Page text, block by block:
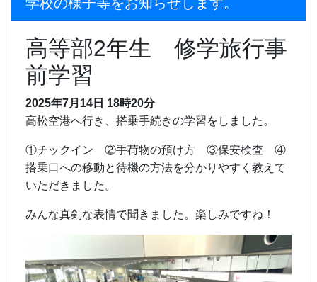
高等部2年生 修学旅行事
前学習
2025年7月14日 18時20分
高松空港へ行き、搭乗手続きの学習をしました。
①チックイン ②手荷物の預け方 ③保安検査 ④
搭乗口への移動と待機の方法を分かりやすく教えて
いただきました。
みんな真剣な表情で聞きました。楽しみですね！